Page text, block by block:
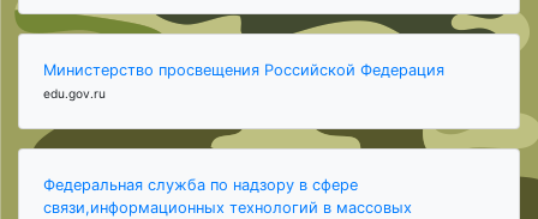
Министерство просвещения Российской Федерация
edu.gov.ru
Федеральная служба по надзору в сфере
связи,информационных технологий в массовых